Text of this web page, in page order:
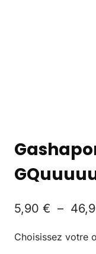
5,90 € –
Choisissez votre